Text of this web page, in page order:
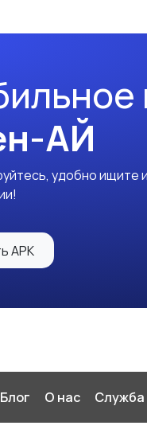
АЙ
удобно
APK
Блог О нас Служба